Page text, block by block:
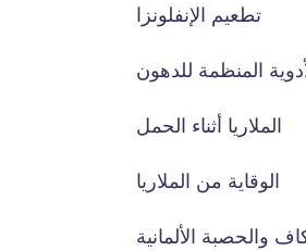
تطعيم الإنفلونزا
المنظمة للدهون
الملاريا أثناء الحمل
الوقاية من الملاريا
والحصبة الألمانية